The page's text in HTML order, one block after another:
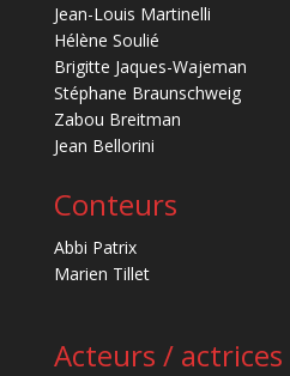
Jean-Louis Martinelli
Hélène Soulié
Brigitte Jaques-Wajeman
Stéphane Braunschweig
Zabou Breitman
Jean Bellorini
Conteurs
Abbi Patrix
Marien Tillet
Acteurs / actrices